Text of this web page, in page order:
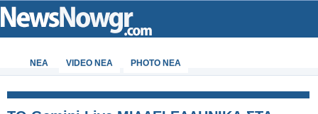
ΝΕΑ VIDEO NEA PHOTO NEA